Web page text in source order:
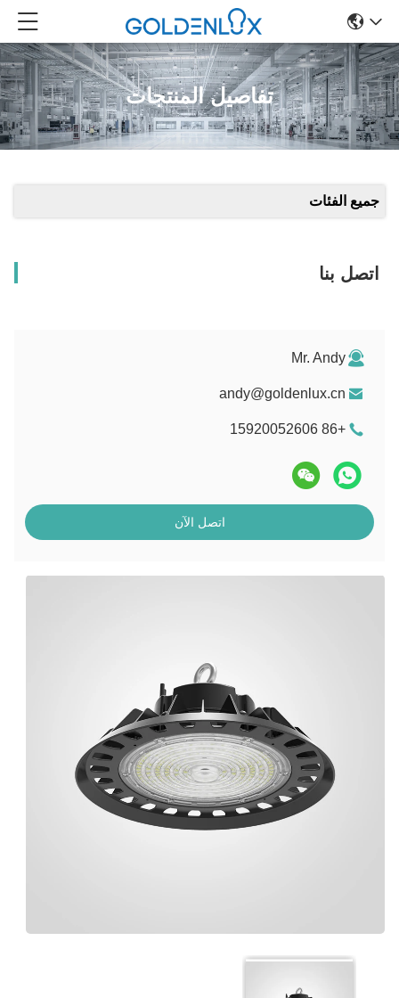
تفاصيل المنتجات
جميع الفئات
اتصل بنا
Mr. Andy
andy@goldenlux.cn
+86 15920052606
اتصل الآن